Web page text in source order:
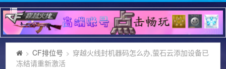
> CF排位号 > 穿越火线封机器码怎么办,萤石云添加设备已
冻结请重新激活